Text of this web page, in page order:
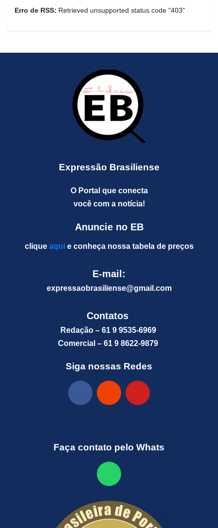
Erro de RSS: Retrieved unsupported status code "403"
Expressão Brasiliense
O Portal que conecta
você com a notícia!
Anuncie no EB
clique aquie conheça nossa tabela de preços
E-mail:
expressaobrasiliense@gmail.com
Contatos
Redação – 61 9 9535-6969
Comercial – 61 9 8622-9879
Siga nossas Redes
Faça contato pelo Whats